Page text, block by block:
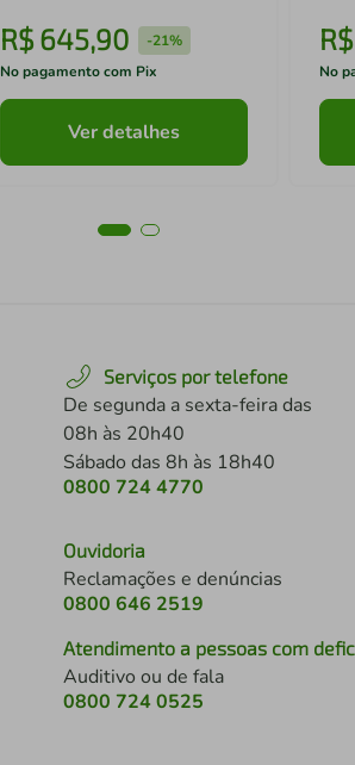
R$645,90 -21%
No pagamento com Pix
Ver detalhes
R$
No
Serviços por telefone
De segunda a sexta-feira das
08h às 20h40
Sábado das 8h às 18h40
0800 724 4770
Ouvidoria
Reclamações e denúncias
0800 646 2519
Atendimento a pessoas com
Auditivo ou de fala
0800 724 0525